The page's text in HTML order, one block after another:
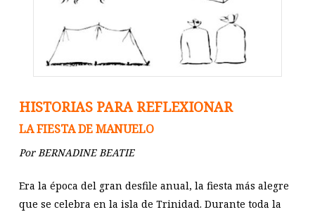
HISTORIAS PARA REFLEXIONAR
LA FIESTA DE MANUELO
Por BERNADINE BEATIE
Era la época del gran desfile anual, la fiesta más alegre
que se celebra en la isla de Trinidad. Durante toda la